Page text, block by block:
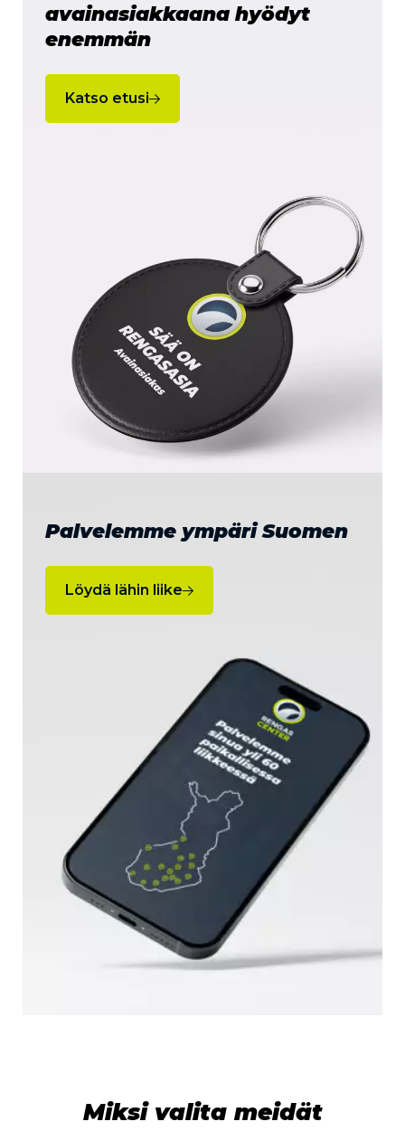
avainasiakkaana hyödyt
enemmän
Katso etusi
Palvelemme ympäri Suomen
Löydä lähin liike
Miksi valita meidät